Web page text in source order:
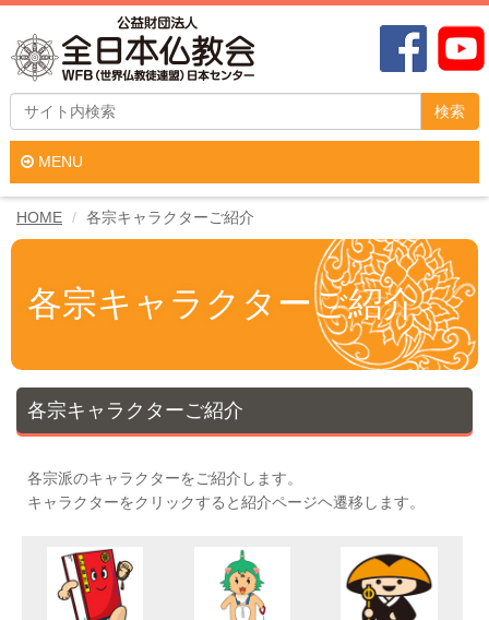
検索
MENU
HOME 各宗キャラクターご紹介
各宗キャラクターご紹介
各宗キャラクターご紹介
各宗派のキャラクターをご紹介します。
キャラクターをクリックすると紹介ページヘ遷移します。